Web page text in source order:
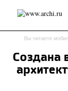
Россия Мир
send.project
Вы читаете
Создана